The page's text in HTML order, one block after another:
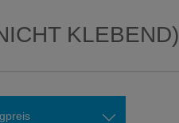
KLEBEND)